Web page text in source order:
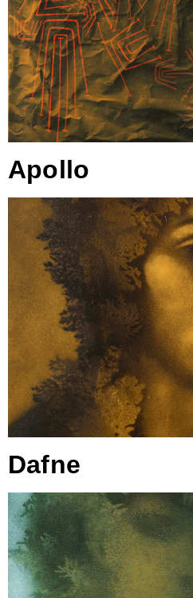
Apollo
Dafne